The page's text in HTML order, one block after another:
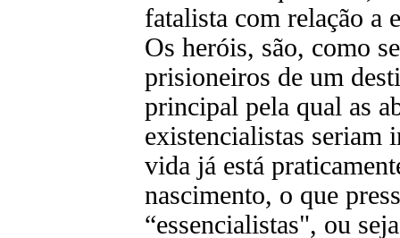
fatalista com relação a
Os heróis, são, como
prisioneiros de um
principal pela qual as
existencialistas seriam
vida já está
nascimento, o que
“essencialistas", ou